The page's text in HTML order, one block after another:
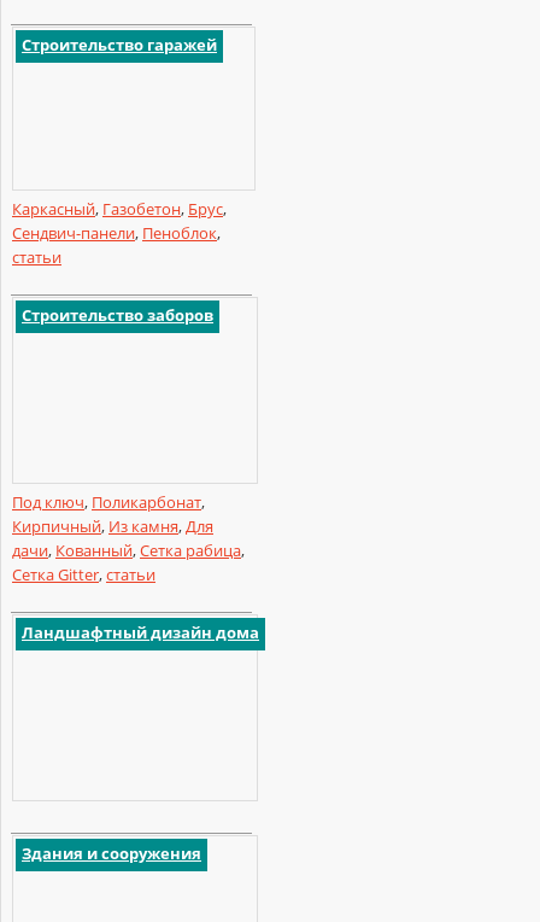
Строительство гаражей
Каркасный, Газобетон, Брус,
Сендвич-панели, Пеноблок,
статьи
Строительство заборов
Под ключ, Поликарбонат,
Кирпичный, Из камня,Для
дачи, Кованный,Сетка рабица,
Сетка Gitter,статьи
Ландшафтный дизайн дома
Здания и сооружения